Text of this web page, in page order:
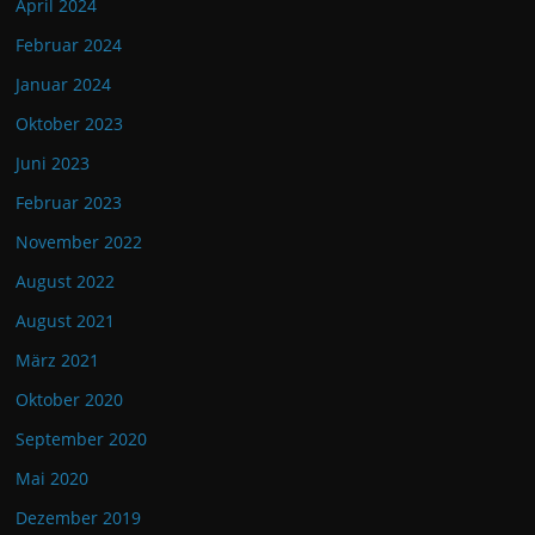
April 2024
Februar 2024
Januar 2024
Oktober 2023
Juni 2023
Februar 2023
November 2022
August 2022
August 2021
März 2021
Oktober 2020
September 2020
Mai 2020
Dezember 2019